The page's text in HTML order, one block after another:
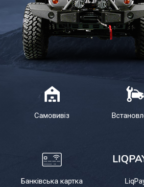
Самовивіз
Банківська картка